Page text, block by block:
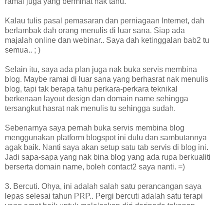
Kalau tulis pasal pemasaran dan perniagaan Internet, dah
berlambak dah orang menulis di luar sana. Siap ada
majalah online dan webinar.. Saya dah ketinggalan bab2 tu
semua.. ; )
Selain itu, saya ada plan juga nak buka servis membina
blog. Maybe ramai di luar sana yang berhasrat nak menulis
blog, tapi tak berapa tahu perkara-perkara teknikal
berkenaan layout design dan domain name sehingga
tersangkut hasrat nak menulis tu sehingga sudah.
Sebenarnya saya pernah buka servis membina blog
menggunakan platform blogspot ini dulu dan sambutannya
agak baik. Nanti saya akan setup satu tab servis di blog ini.
Jadi sapa-sapa yang nak bina blog yang ada rupa berkualiti
berserta domain name, boleh contact2 saya nanti. =)
3. Bercuti. Ohya, ini adalah salah satu perancangan saya
lepas selesai tahun PRP.. Pergi bercuti adalah satu terapi